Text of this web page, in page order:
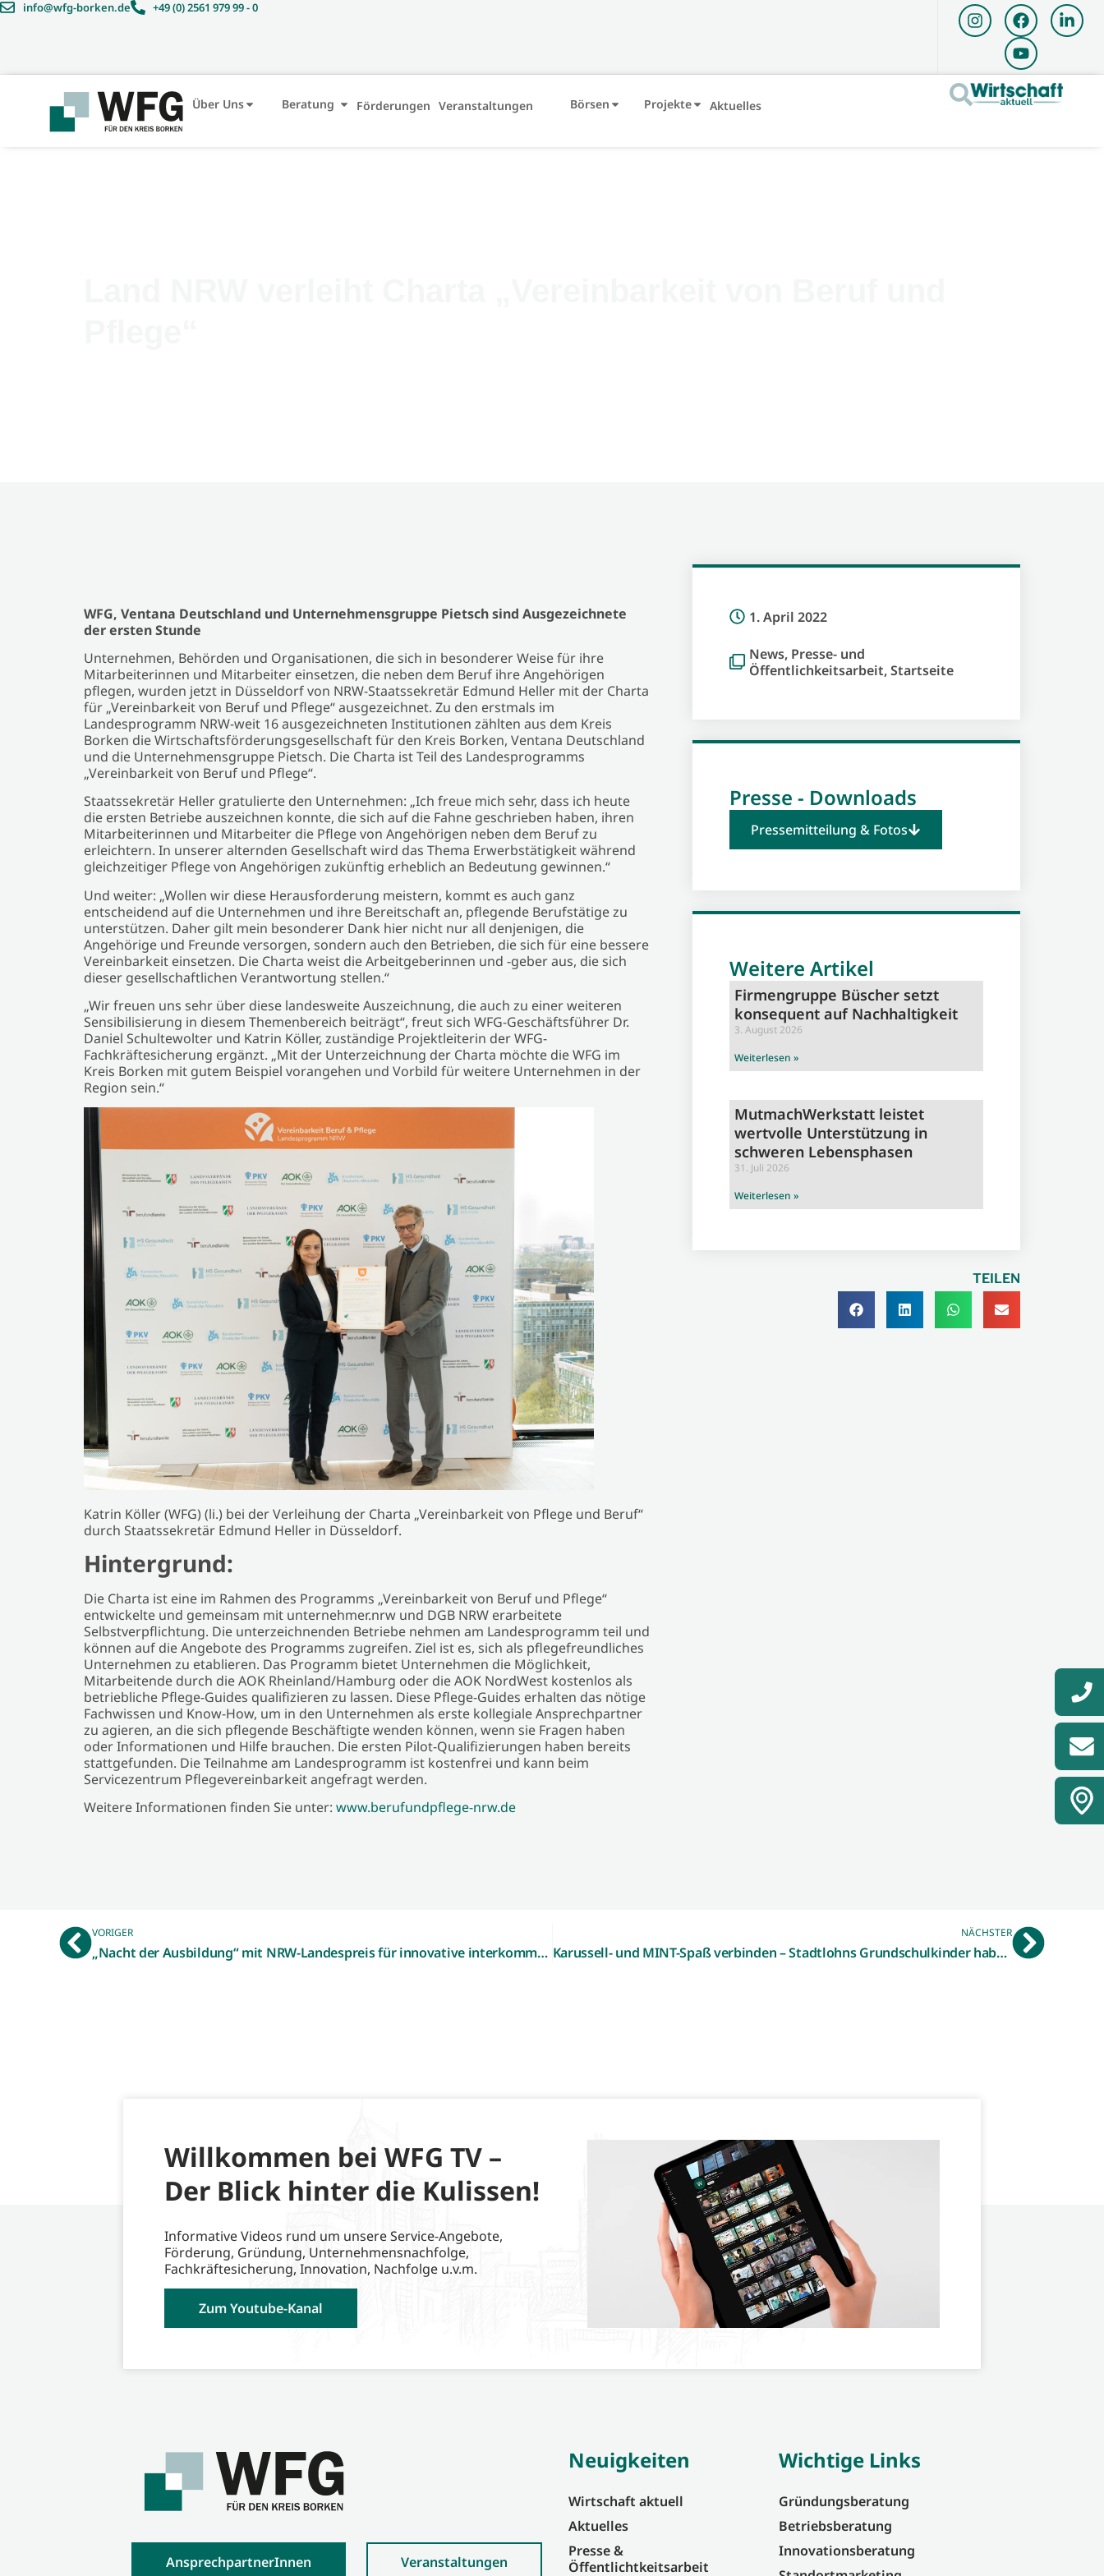
info@wfg-borken.de +49 (0) 2561 979 99 - 0
Über Uns Beratung Förderungen Veranstaltungen Börsen Projekte Aktuelles
WFG, Ventana Deutschland und Unternehmensgruppe Pietsch sind Ausgezeichnete
der ersten Stunde
Unternehmen, Behörden und Organisationen, die sich in besonderer Weise für ihre
Mitarbeiterinnen und Mitarbeiter einsetzen, die neben dem Beruf ihre Angehörigen
pflegen, wurden jetzt in Düsseldorf von NRW-Staatssekretär Edmund Heller mit der Charta
für „Vereinbarkeit von Beruf und Pflege“ ausgezeichnet. Zu den erstmals im
Landesprogramm NRW-weit 16 ausgezeichneten Institutionen zählten aus dem Kreis
Borken die Wirtschaftsförderungsgesellschaft für den Kreis Borken, Ventana Deutschland
und die Unternehmensgruppe Pietsch. Die Charta ist Teil des Landesprogramms
„Vereinbarkeit von Beruf und Pflege“.
Staatssekretär Heller gratulierte den Unternehmen: „Ich freue mich sehr, dass ich heute
die ersten Betriebe auszeichnen konnte, die sich auf die Fahne geschrieben haben, ihren
Mitarbeiterinnen und Mitarbeiter die Pflege von Angehörigen neben dem Beruf zu
erleichtern. In unserer alternden Gesellschaft wird das Thema Erwerbstätigkeit während
gleichzeitiger Pflege von Angehörigen zukünftig erheblich an Bedeutung gewinnen.“
Und weiter: „Wollen wir diese Herausforderung meistern, kommt es auch ganz
entscheidend auf die Unternehmen und ihre Bereitschaft an, pflegende Berufstätige zu
unterstützen. Daher gilt mein besonderer Dank hier nicht nur all denjenigen, die
Angehörige und Freunde versorgen, sondern auch den Betrieben, die sich für eine bessere
Vereinbarkeit einsetzen. Die Charta weist die Arbeitgeberinnen und -geber aus, die sich
dieser gesellschaftlichen Verantwortung stellen.“
„Wir freuen uns sehr über diese landesweite Auszeichnung, die auch zu einer weiteren
Sensibilisierung in diesem Themenbereich beiträgt“, freut sich WFG-Geschäftsführer Dr.
Daniel Schultewolter und Katrin Köller, zuständige Projektleiterin der WFG-
Fachkräftesicherung ergänzt. „Mit der Unterzeichnung der Charta möchte die WFG im
Kreis Borken mit gutem Beispiel vorangehen und Vorbild für weitere Unternehmen in der
Region sein.“
Katrin Köller (WFG) (li.) bei der Verleihung der Charta „Vereinbarkeit von Pflege und Beruf“
durch Staatssekretär Edmund Heller in Düsseldorf.
Hintergrund:
Die Charta ist eine im Rahmen des Programms „Vereinbarkeit von Beruf und Pflege“
entwickelte und gemeinsam mit unternehmer.nrw und DGB NRW erarbeitete
Selbstverpflichtung. Die unterzeichnenden Betriebe nehmen am Landesprogramm teil und
können auf die Angebote des Programms zugreifen. Ziel ist es, sich als pflegefreundliches
Unternehmen zu etablieren. Das Programm bietet Unternehmen die Möglichkeit,
Mitarbeitende durch die AOK Rheinland/Hamburg oder die AOK NordWest kostenlos als
betriebliche Pflege-Guides qualifizieren zu lassen. Diese Pflege-Guides erhalten das nötige
Fachwissen und Know-How, um in den Unternehmen als erste kollegiale Ansprechpartner
zu agieren, an die sich pflegende Beschäftigte wenden können, wenn sie Fragen haben
oder Informationen und Hilfe brauchen. Die ersten Pilot-Qualifizierungen haben bereits
stattgefunden. Die Teilnahme am Landesprogramm ist kostenfrei und kann beim
Servicezentrum Pflegevereinbarkeit angefragt werden.
Weitere Informationen finden Sie unter: www.berufundpflege-nrw.de
1. April 2022
News, Presse- und
Öffentlichkeitsarbeit,Startseite
Presse - Downloads
Pressemitteilung & Fotos
Weitere Artikel
Firmengruppe Büscher setzt
konsequent auf Nachhaltigkeit
3. August 2026
Weiterlesen »
MutmachWerkstatt leistet
wertvolle Unterstützung in
schweren Lebensphasen
31. Juli 2026
Weiterlesen »
TEILEN
VORIGER
„Nacht der Ausbildung“ mit NRW-Landespreis für innovative interkommunale Zusammenarbeit ausgezeichnet
NÄCHSTER
Karussell- und MINT-Spaß verbinden – Stadtlohns Grundschulkinder haben im 50 Meter hohen „Rädken van de Welt“ freie Fahrt
Willkommen bei WFG TV –
Der Blick hinter die Kulissen!
Informative Videos rund um unsere Service-Angebote,
Förderung, Gründung, Unternehmensnachfolge,
Fachkräftesicherung, Innovation, Nachfolge u.v.m.
Zum Youtube-Kanal
AnsprechpartnerInnen Veranstaltungen
Neuigkeiten
Wirtschaft aktuell
Aktuelles
Presse &
Öffentlichtkeitsarbeit
Wichtige Links
Gründungsberatung
Betriebsberatung
Innovationsberatung